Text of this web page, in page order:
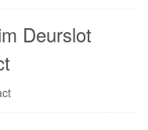
Deurslot